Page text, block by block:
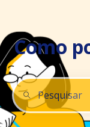
Como
Não há